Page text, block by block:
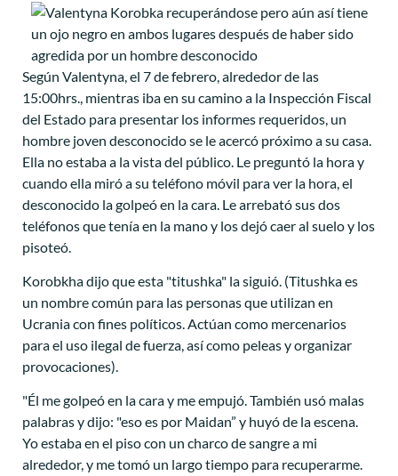
Según Valentyna, el 7 de febrero, alrededor de las
15:00hrs., mientras iba en su camino a la Inspección Fiscal
del Estado para presentar los informes requeridos, un
hombre joven desconocido se le acercó próximo a su casa.
Ella no estaba a la vista del público. Le preguntó la hora y
cuando ella miró a su teléfono móvil para ver la hora, el
desconocido la golpeó en la cara. Le arrebató sus dos
teléfonos que tenía en la mano y los dejó caer al suelo y los
pisoteó.
Korobkha dijo que esta "titushka" la siguió. (Titushka es
un nombre común para las personas que utilizan en
Ucrania con fines políticos. Actúan como mercenarios
para el uso ilegal de fuerza, así como peleas y organizar
provocaciones).
"Él me golpeó en la cara y me empujó. También usó malas
palabras y dijo: "eso es por Maidan” y huyó de la escena.
Yo estaba en el piso con un charco de sangre a mi
alrededor, y me tomó un largo tiempo para recuperarme.